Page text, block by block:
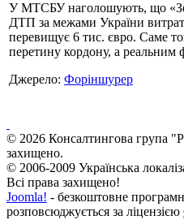
У МТСБУ наголошують, що
ДТП за межами України
перевищує 6 тис. євро. Саме
перетину кордону, а реальним
Джерело: Форіншурер
© 2026 Консалтингова група
захищено.
© 2006-2009 Українська
Всі права захищено!
Joomla! - безкоштовне
розповсюджується за ліцензією